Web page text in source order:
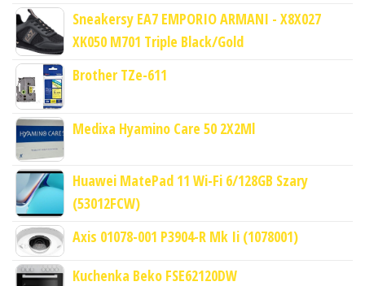
Sneakersy EA7 EMPORIO ARMANI - X8X027
XK050 M701 Triple Black/Gold
Brother TZe-611
Medixa Hyamino Care 50 2X2Ml
Huawei MatePad 11 Wi-Fi 6/128GB Szary
(53012FCW)
Axis 01078-001 P3904-R Mk Ii (1078001)
Kuchenka Beko FSE62120DW